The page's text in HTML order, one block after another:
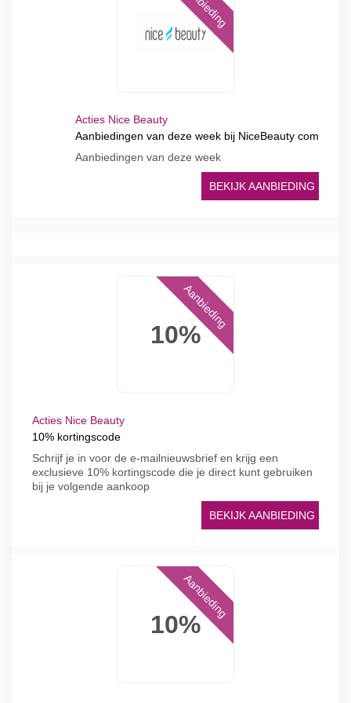
Acties Nice Beauty
Aanbiedingen van deze week bij NiceBeauty com
Aanbiedingen van deze week
BEKIJK AANBIEDING
10%
Aanbieding
Acties Nice Beauty
10% kortingscode
Schrijf je in voor de e-mailnieuwsbrief en krijg een
exclusieve 10% kortingscode die je direct kunt gebruiken
bij je volgende aankoop
BEKIJK AANBIEDING
10%
Aanbieding